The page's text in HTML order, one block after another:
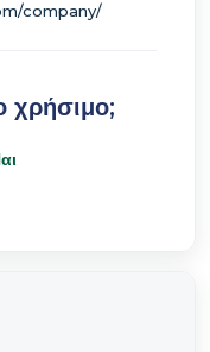
company/
χρήσιμο;